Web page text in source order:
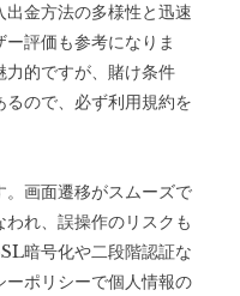
金方法の多様性と迅速
評価も参考になりま
的ですが、賭け条件
るので、必ず利用規約を
。画面遷移がスムーズで
れ、誤操作のリスクも
暗号化や二段階認証な
ーポリシーで個人情報の